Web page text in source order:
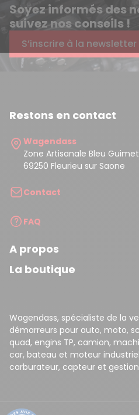
Soyez informés des
suivez nos conseils !
S’inscrire à la newsletter
Restons en contact
Wagendass
Zone Artisanale Bleu Guimet
69250 Fleurieu sur Saone
Contact
FAQ
A propos
La boutique
Wagendass, spécialiste de la
démarreurs pour auto, moto,
quad, engins TP, camion,
car, bateau et moteur
carburateur, capteur et